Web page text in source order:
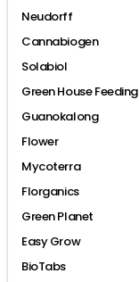
Neudorff
Cannabiogen
Solabiol
Green House Feeding
Guanokalong
Flower
Mycoterra
Florganics
Green Planet
Easy Grow
BioTabs